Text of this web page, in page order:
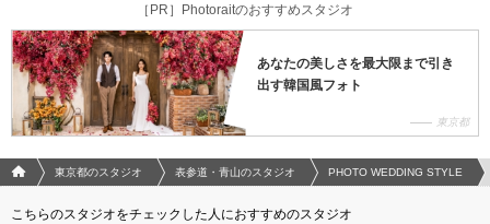
［PR］Photoraitのおすすめスタジオ
あなたの美しさを最大限まで引き
出す韓国風フォト
東京都
フォトウエディング/結婚写真のPhotorait ホーム
東京都のスタジオ 表参道・青山のスタジオ PHOTO WEDDING STYLE
こちらのスタジオをチェックした人におすすめのスタジオ